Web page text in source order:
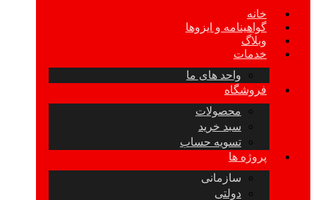
خانه
گواهینامه و ایزوها
وبلاگ
خدمات
واحد های ما
فروشگاه
محصولات
سبد خرید
تسویه حساب
پروژه ها
سازمانی
دولتی